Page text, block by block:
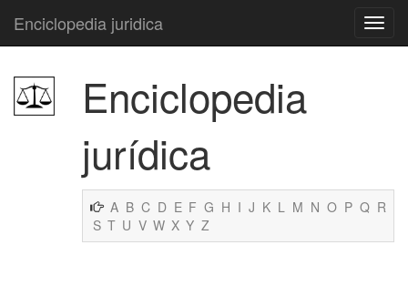
Enciclopedia juridica
Enciclopedia
jurídica
A B C D E F G H I J K L M N O P Q R
S T U V W X Y Z